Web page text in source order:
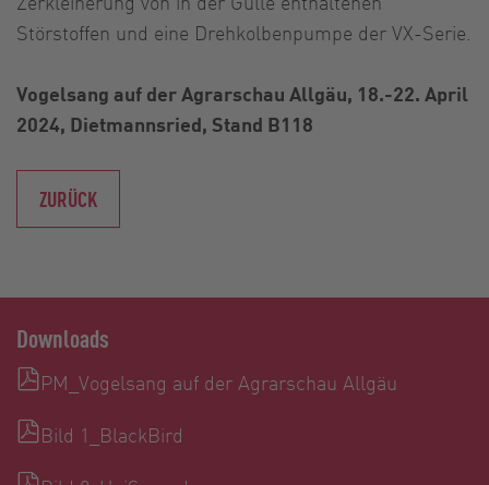
Störstoffen und eine Drehkolbenpumpe der VX-Serie.
Vogelsang auf der Agrarschau Allgäu, 18.-22. April
2024, Dietmannsried, Stand B118
ZURÜCK
Downloads
PM_Vogelsang auf der Agrarschau Allgäu
Bild 1_BlackBird